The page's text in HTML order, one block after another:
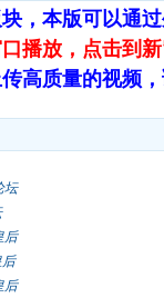
，本版可以通
播放，点击到
高质量的视频
坛
后
后
后